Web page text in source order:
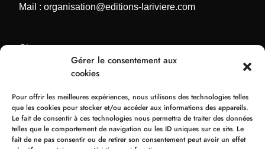
Gérer le consentement aux
cookies
Pour offrir les meilleures expériences, nous utilisons des technologies telles
que les cookies pour stocker et/ou accéder aux informations des appareils.
Le fait de consentir à ces technologies nous permettra de traiter des données
telles que le comportement de navigation ou les ID uniques sur ce site. Le
fait de ne pas consentir ou de retirer son consentement peut avoir un effet
Mail : organisation@editions-lariviere.com
Chassons.com
Connaissance de la chasse
Armes de Chasse
NOS ORGANISATIONS
Bol d’Or